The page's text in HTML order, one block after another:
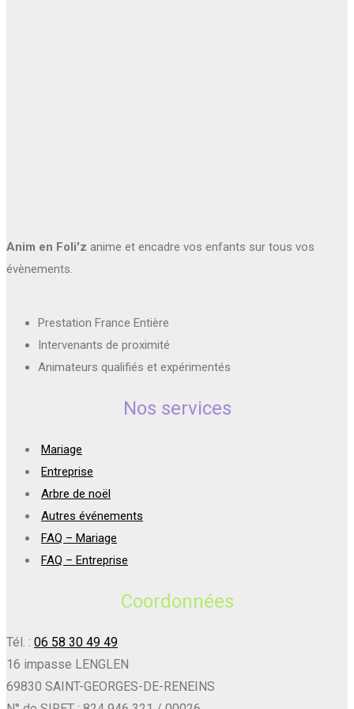
Anim en Foli'z anime et encadre vos enfants sur tous vos
évènements.
Prestation France Entière
Intervenants de proximité
Animateurs qualifiés et expérimentés
Nos services
Mariage
Entreprise
Arbre de noël
Autres événements
FAQ – Mariage
FAQ – Entreprise
Coordonnées
Tél. : 06 58 30 49 49
16 impasse LENGLEN
69830 SAINT-GEORGES-DE-RENEINS